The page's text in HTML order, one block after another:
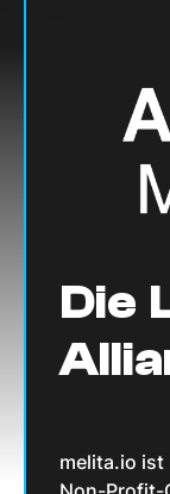
Die
melita.io ist